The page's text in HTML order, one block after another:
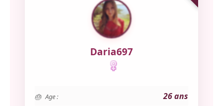
Daria697
Age : 26 ans